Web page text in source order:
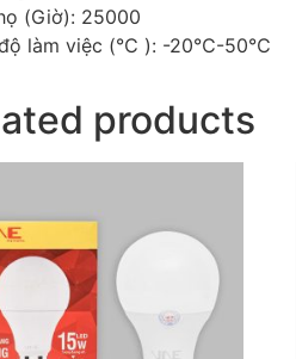
(Giờ): 25000
độ làm việc (℃ ): -20℃-50℃
products